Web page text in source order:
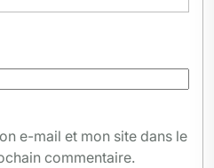
e-mail et mon site dans le
commentaire.